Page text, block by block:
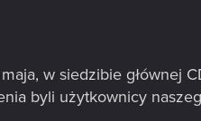
w siedzibie głównej
byli użytkownicy